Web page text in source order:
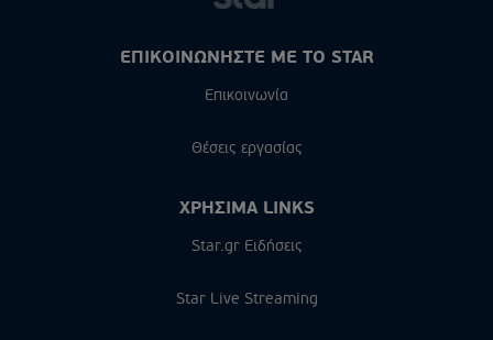
ΕΠΙΚΟΙΝΩΝΗΣΤΕ ΜΕ ΤΟ STAR
Επικοινωνία
Θέσεις εργασίας
ΧΡΗΣΙΜΑ LINKS
Star.gr Ειδήσεις
Star Live Streaming